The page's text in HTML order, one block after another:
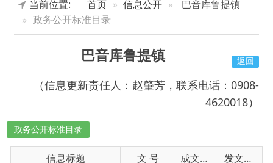
政务公开标准目录
巴音库鲁提镇
（信息更新责任人：赵肇芳，联系电话：0908-
4620018）
信息标题
2025-01-30